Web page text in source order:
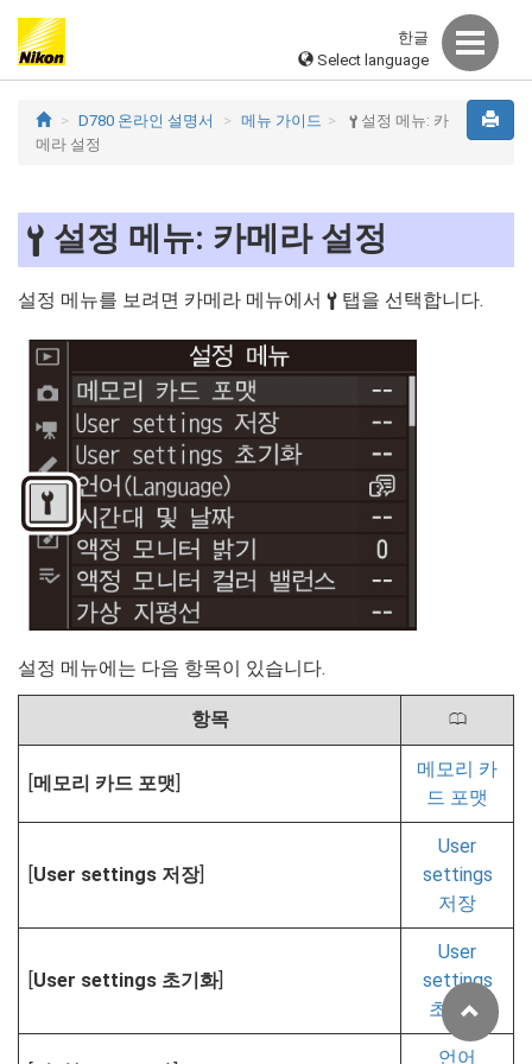
한글
Select language
D780 온라인 설명서 메뉴 가이드 B 설정 메뉴: 카
메라 설정
B 설정 메뉴: 카메라 설정
설정 메뉴를 보려면 카메라 메뉴에서 B 탭을 선택합니다.
설정 메뉴에는 다음 항목이 있습니다.
항목 0
[메모리 카드 포맷]
메모리 카
드 포맷
[User settings 저장]
User
settings
저장
[User settings 초기화]
User
settings
초기화
언어